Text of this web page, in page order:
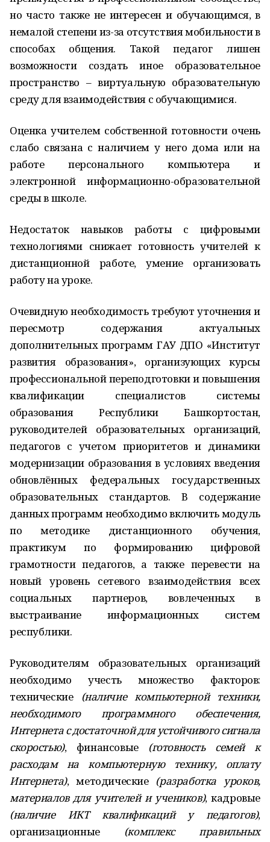
но часто также не интересен и обучающимся, в
немалой степени из-за отсутствия мобильности в
способах общения. Такой педагог лишен
возможности создать иное образовательное
пространство – виртуальную образовательную
среду для взаимодействия с обучающимися.
Оценка учителем собственной готовности очень
слабо связана с наличием у него дома или на
работе персонального компьютера и
электронной информационно-образовательной
среды в школе.
Недостаток навыков работы с цифровыми
технологиями снижает готовность учителей к
дистанционной работе, умение организовать
работу на уроке.
Очевидную необходимость требуют уточнения и
пересмотр содержания актуальных
дополнительных программ ГАУ ДПО «Институт
развития образования», организующих курсы
профессиональной переподготовки и повышения
квалификации специалистов системы
образования Республики Башкортостан,
руководителей образовательных организаций,
педагогов с учетом приоритетов и динамики
модернизации образования в условиях введения
обновлённых федеральных государственных
образовательных стандартов. В содержание
данных программ необходимо включить модуль
по методике дистанционного обучения,
практикум по формированию цифровой
грамотности педагогов, а также перевести на
новый уровень сетевого взаимодействия всех
социальных партнеров, вовлеченных в
выстраивание информационных систем
республики.
Руководителям образовательных организаций
необходимо учесть множество факторов:
технические
(наличие компьютерной техники,
необходимого программного обеспечения,
Интернета с достаточной для устойчивого сигнала
скоростью), финансовые (готовность семей к
расходам на компьютерную технику, оплату
Интернета), методические (разработка уроков,
материалов для учителей и учеников), кадровые
(наличие ИКТ квалификаций у педагогов),
организационные (комплекс правильных